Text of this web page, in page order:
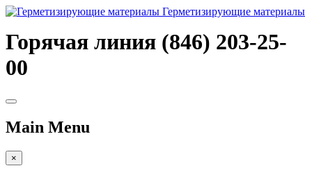
Герметизирующие материалы
Горячая линия (846) 203-25-
00
Main Menu
×